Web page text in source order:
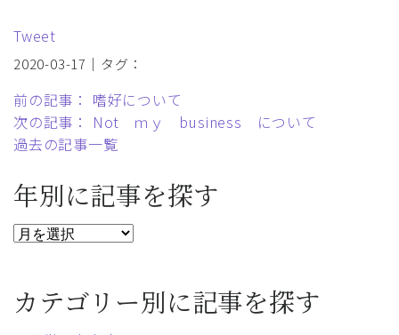
Tweet
2020-03-17｜タグ：
前の記事： 嗜好について
次の記事： Not ｍｙ business について
過去の記事一覧
年別に記事を探す
カテゴリー別に記事を探す